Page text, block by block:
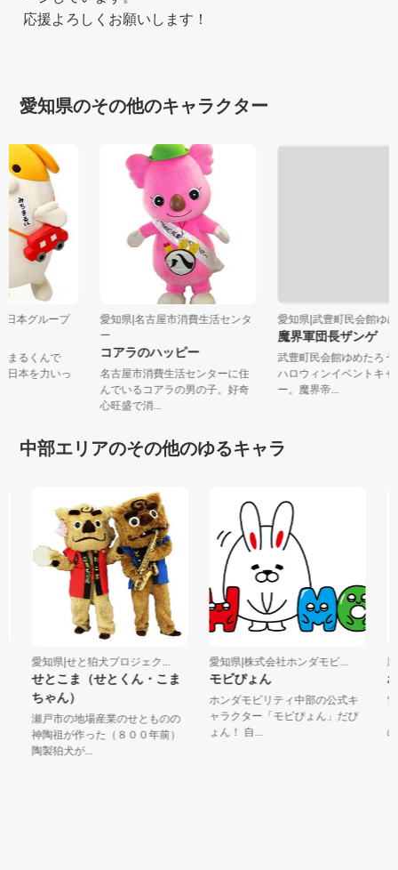
応援よろしくお願いします！
愛知県のその他のキャラクター
日本グループ
まるくんで
日本を力いっ
愛知県|名古屋市消費生活センタ
ー
コアラのハッピー
名古屋市消費生活センターに住
んでいるコアラの男の子。好奇
心旺盛で消...
愛知県|武豊町民会館ゆ
魔界軍団長ザンゲ
武豊町民会館ゆめたろ
ハロウィンイベントキ
ー。魔界帝...
中部エリアのその他のゆるキャラ
愛知県|せと狛犬プロジェク...
せとこま（せとくん・こま
ちゃん）
瀬戸市の地場産業のせとものの
神陶祖が作った（８００年前）
陶製狛犬が...
愛知県|株式会社ホンダモビ...
モビぴょん
ホンダモビリティ中部の公式キ
ャラクター「モビぴょん」だぴ
ょん！ 自...
新
雪
の